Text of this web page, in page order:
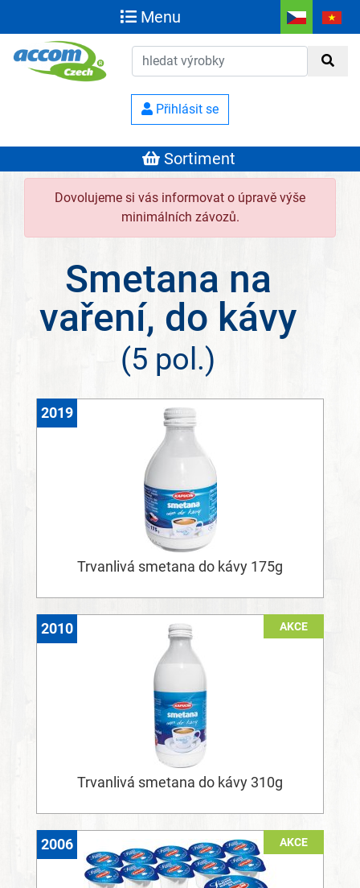
Menu
Přihlásit se
Sortiment
Dovolujeme si vás informovat o úpravě výše
minimálních závozů.
Smetana na
vaření, do kávy
(5 pol.)
Trvanlivá smetana do kávy 175g
2019
AKCE
Trvanlivá smetana do kávy 310g
2010
AKCE
2006